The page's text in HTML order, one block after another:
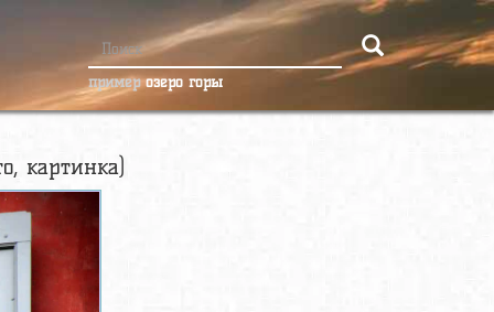
примерозеро горы
картинка)